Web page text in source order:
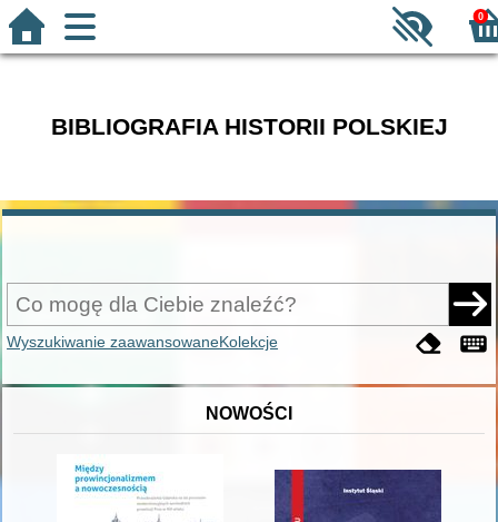
0
BIBLIOGRAFIA HISTORII POLSKIEJ
Wyszukiwanie zaawansowaneKolekcje
NOWOŚCI